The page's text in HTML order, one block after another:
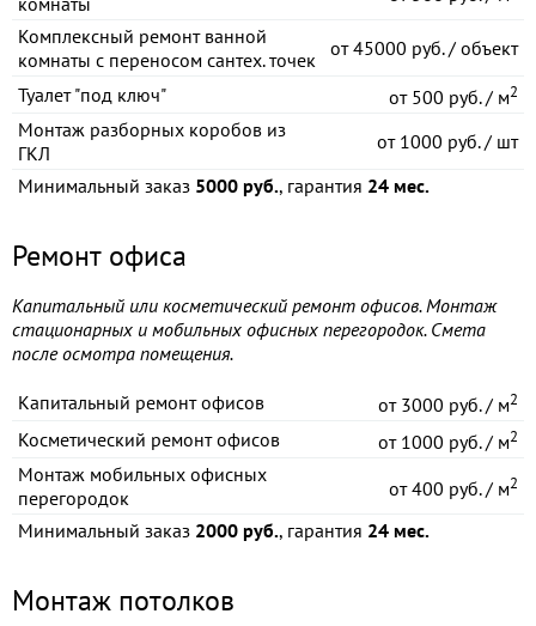
Комплексный ремонт ванной
комнаты с переносом сантех. точек от45000 руб. / объект
Туалет "под ключ"
от500 руб. / м2
Монтаж разборных коробов из
ГКЛ
от1000 руб. / шт
Минимальный заказ 5000 руб., гарантия 24 мес.
Ремонт офиса
Капитальный или косметический ремонт офисов. Монтаж
стационарных и мобильных офисных перегородок. Смета
после осмотра помещения.
Капитальный ремонт офисов от3000 руб. / м2
Косметический ремонт офисов от1000 руб. / м2
Монтаж мобильных офисных
перегородок
от400 руб. / м2
Минимальный заказ 2000 руб., гарантия 24 мес.
Монтаж потолков